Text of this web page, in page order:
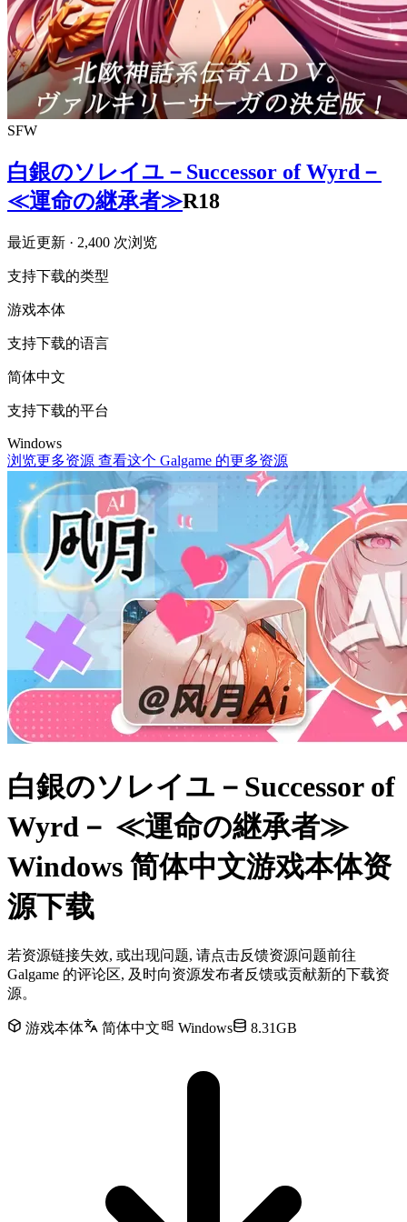
SFW
白銀のソレイユ－Successor of Wyrd－
≪運命の継承者≫R18
最近更新 · 2,400 次浏览
支持下载的类型
游戏本体
支持下载的语言
简体中文
支持下载的平台
Windows
浏览更多资源 查看这个 Galgame 的更多资源
白銀のソレイユ－Successor of
Wyrd－ ≪運命の継承者≫
Windows 简体中文游戏本体资
源下载
若资源链接失效, 或出现问题, 请点击反馈资源问题前往
Galgame 的评论区, 及时向资源发布者反馈或贡献新的下载资
源。
游戏本体 简体中文 Windows 8.31GB